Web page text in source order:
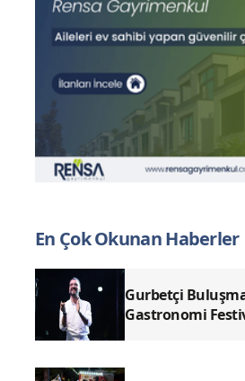
En Çok Okunan Haberler
Gurbetçi
Gastronomi